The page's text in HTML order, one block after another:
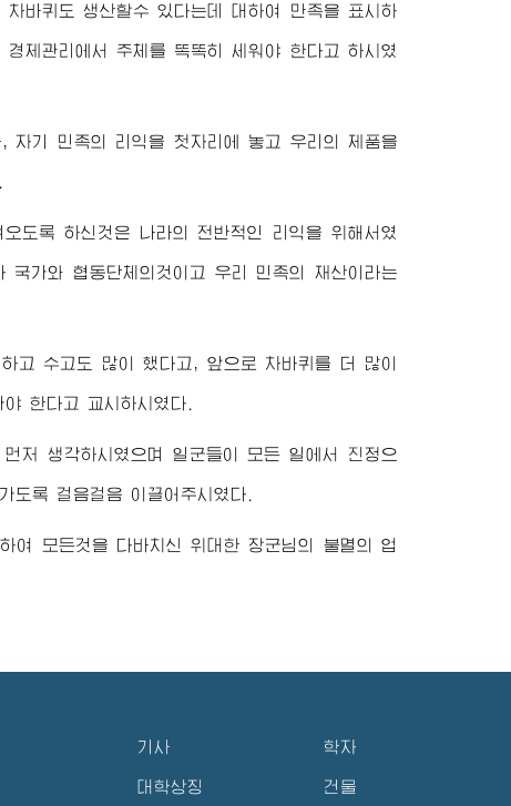
바퀴도 생산할수 있다는데 대하여 만족을 표시하
제관리에서 주체를 똑똑히 세워야 한다고 하시였
자기 민족의 리익을 첫자리에 놓고 우리의 제품을
도록 하신것은 나라의 전반적인 리익을 위해서였
가와 협동단체의것이고 우리 민족의 재산이라는
고 수고도 많이 했다고, 앞으로 차바퀴를 더 많이
한다고 교시하시였다.
저 생각하시였으며 일군들이 모든 일에서 진정으
록 걸음걸음 이끌어주시였다.
여 모든것을 다바치신위대한 장군님의 불멸의 업
기사
대학상징
학자
건물